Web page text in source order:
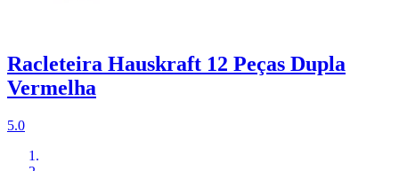
Racleteira Hauskraft 12 Peças Dupla
Vermelha
5.0